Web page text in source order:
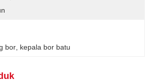
bor kepala bor batu